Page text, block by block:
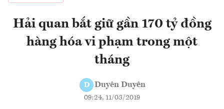
Hải quan bắt giữ gần 170 tỷ đồng
hàng hóa vi phạm trong một
tháng
D Duyên Duyên
09:24, 11/03/2019